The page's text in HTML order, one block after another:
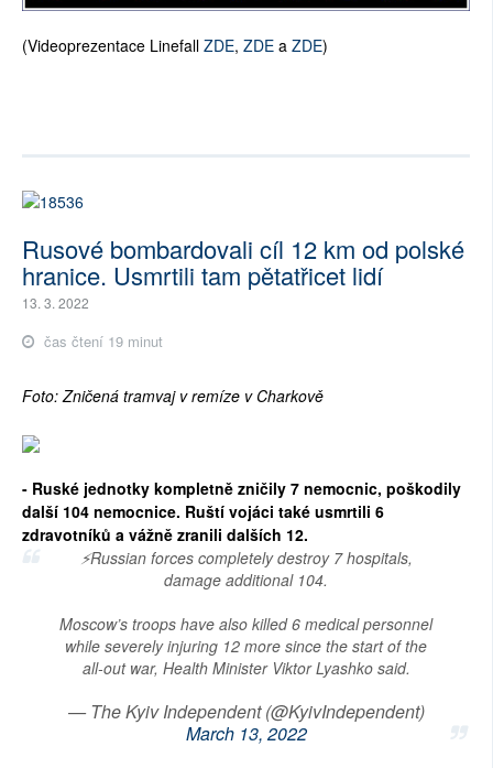
(Videoprezentace Linefall ZDE, ZDE a ZDE)
Rusové bombardovali cíl 12 km od polské
hranice. Usmrtili tam pětatřicet lidí
13. 3. 2022
čas čtení 19 minut
Foto: Zničená tramvaj v remíze v Charkově
- Ruské jednotky kompletně zničily 7 nemocnic, poškodily
další 104 nemocnice. Ruští vojáci také usmrtili 6
zdravotníků a vážně zranili dalších 12.
⚡️Russian forces completely destroy 7 hospitals,
damage additional 104.
Moscow’s troops have also killed 6 medical personnel
while severely injuring 12 more since the start of the
all-out war, Health Minister Viktor Lyashko said.
— The Kyiv Independent (@KyivIndependent)
March 13, 2022